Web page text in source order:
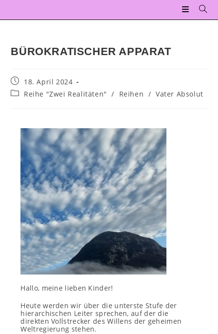
BÜROKRATISCHER APPARAT
18. April 2024
Reihe "Zwei Realitäten"
/ Reihen / Vater Absolut
Hallo, meine lieben Kinder!
Heute werden wir über die unterste Stufe der
hierarchischen Leiter sprechen, auf der die
direkten Vollstrecker des Willens der geheimen
Weltregierung stehen.